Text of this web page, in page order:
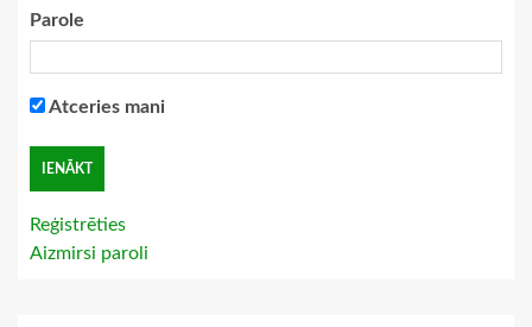
Parole
Atceries mani
Reģistrēties
Aizmirsi paroli